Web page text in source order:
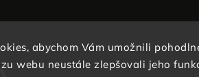
abychom Vám umožnili
webu neustále zlepšovali jeho